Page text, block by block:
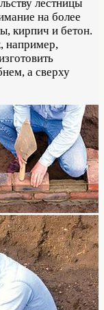
лестницы
на более
кирпич и бетон.
например,
а сверху